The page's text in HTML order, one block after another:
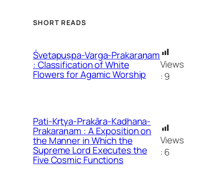
SHORT READS
Śvetapuṣpa-Varga-Prakaraṇam
: Classification of White
Flowers for Agamic Worship
Views
:9
Pati-Kṛtya-Prakāra-Kadhana-
Prakaraṇam : A Exposition on
the Manner in Which the
Supreme Lord Executes the
Five Cosmic Functions
Views
:6